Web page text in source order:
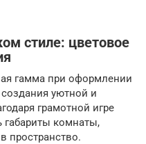
стиле: цветовое
гамма при оформлении
уютной и
грамотной игре
габариты комнаты,
пространство.